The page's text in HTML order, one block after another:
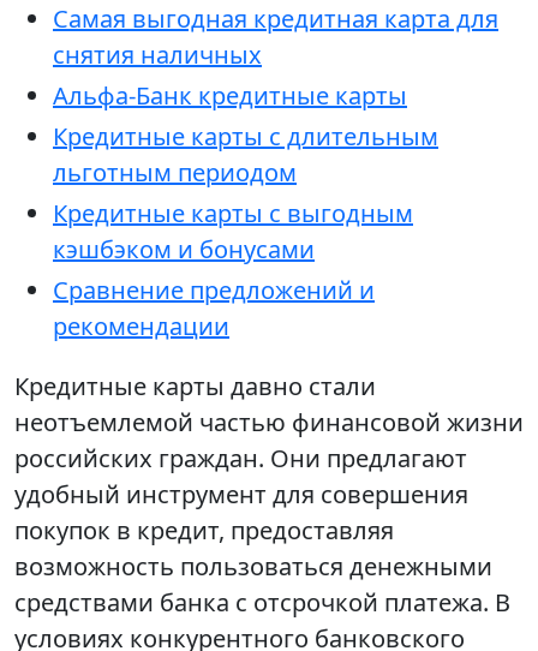
Самая выгодная кредитная карта для
снятия наличных
Альфа-Банк кредитные карты
Кредитные карты с длительным
льготным периодом
Кредитные карты с выгодным
кэшбэком и бонусами
Сравнение предложений и
рекомендации
Кредитные карты давно стали
неотъемлемой частью финансовой жизни
российских граждан. Они предлагают
удобный инструмент для совершения
покупок в кредит, предоставляя
возможность пользоваться денежными
средствами банка с отсрочкой платежа. В
условиях конкурентного банковского